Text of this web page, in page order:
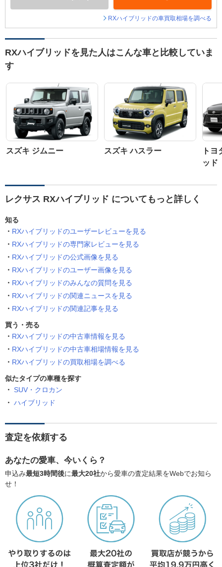
RXハイブリッドの車買取相場を調べる
RXハイブリッドを見た人はこんな車と比較していま
す
スズキ ジムニー スズキ ハスラー
ト
ッド
レクサス RXハイブリッド についてもっと詳しく
知る
RXハイブリッドのユーザーレビューを見る
RXハイブリッドの専門家レビューを見る
RXハイブリッドの公式画像を見る
RXハイブリッドのユーザー画像を見る
RXハイブリッドのみんなの質問を見る
RXハイブリッドの関連ニュースを見る
RXハイブリッドの関連記事を見る
買う・売る
RXハイブリッドの中古車情報を見る
RXハイブリッドの中古車相場情報を見る
RXハイブリッドの買取相場を調べる
似たタイプの車種を探す
SUV・クロカン
ハイブリッド
査定を依頼する
あなたの愛車、今いくら？
申込み最短3時間後に最大20社から愛車の査定結果をWebでお知ら
せ！